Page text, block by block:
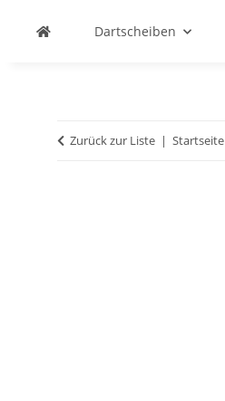
Dartscheiben
Zurück zur Liste Startseite